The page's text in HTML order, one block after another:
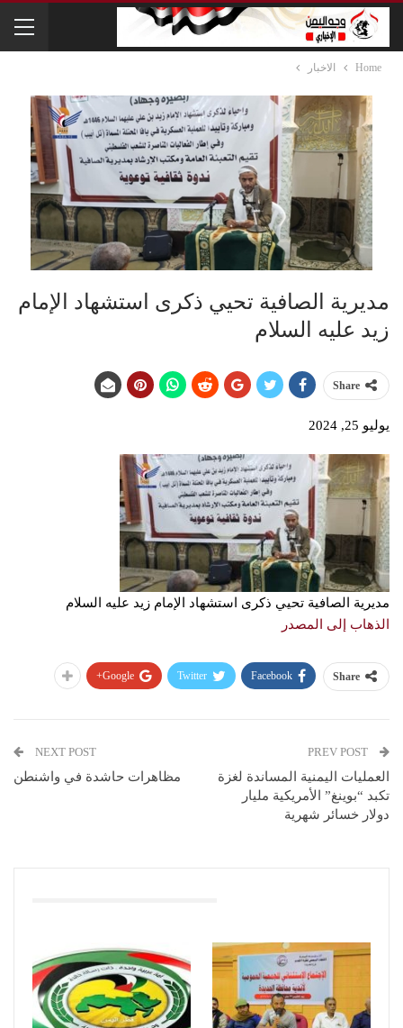
Home الاخبار
مديرية الصافية تحيي ذكرى استشهاد الإمام
زيد عليه السلام
Share
يوليو 25, 2024
مديرية الصافية تحيي ذكرى استشهاد الإمام زيد عليه السلام
الذهاب إلى المصدر
Share
Facebook
Twitter
Google+
العمليات اليمنية المساندة لغزة
تكبد “بوينغ” الأمريكية مليار
دولار خسائر شهرية
NEXT POST
مظاهرات حاشدة في واشنطن